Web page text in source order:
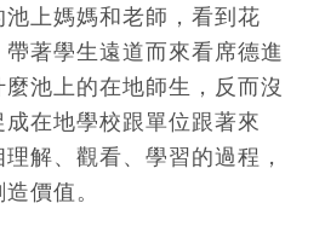
上媽媽和老師，看到花
著學生遠道而來看席德進
池上的在地師生，反而沒
在地學校跟單位跟著來
解、觀看、學習的過程，
價值。